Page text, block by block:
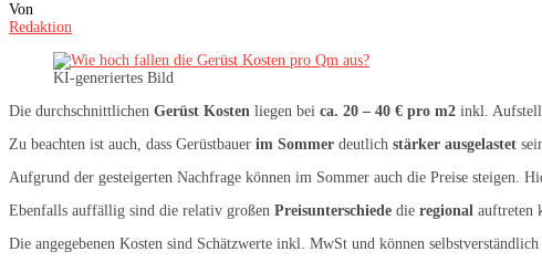
Von
Redaktion
KI-generiertes Bild
Die durchschnittlichen Gerüst Kosten liegen bei ca. 20 – 40 € pro m2 inkl.
Zu beachten ist auch, dass Gerüstbauer im Sommer deutlich stärker ausgelastet
Aufgrund der gesteigerten Nachfrage können im Sommer auch die Preise steigen.
Ebenfalls auffällig sind die relativ großen Preisunterschiede die regional auftreten
Die angegebenen Kosten sind Schätzwerte inkl. MwSt und können